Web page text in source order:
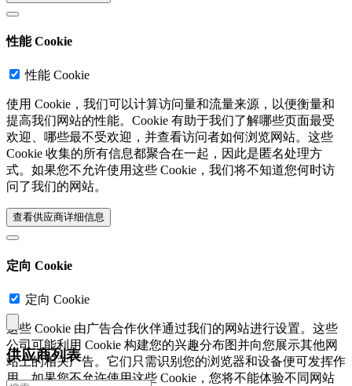
性能 Cookie
性能 Cookie
使用 Cookie，我们可以计算访问量和流量来源，以便衡量和
提高我们网站的性能。Cookie 有助于我们了解哪些页面最受
欢迎、哪些最不受欢迎，并查看访问者如何浏览网站。这些
Cookie 收集的所有信息都聚合在一起，因此是匿名处理方
式。如果您不允许使用这些 Cookie，我们将不知道您何时访
问了我们的网站。
查看供应商详细信息‎
定向 Cookie
定向 Cookie
这些 Cookie 由广告合作伙伴通过我们的网站进行设置。这些
公司可能利用 Cookie 构建您的兴趣分布图并向您展示其他网
站上的相关广告。它们只需识别您的浏览器和设备便可发挥作
用。如果您不允许使用这些 Cookie，您将不能体验不同网站
供应商列表